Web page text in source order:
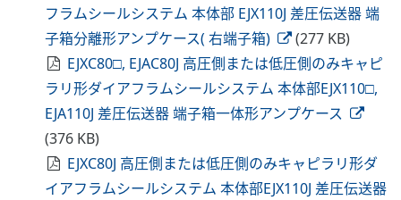
フラムシールシステム 本体部 EJX110J 差圧伝送器 端
子箱分離形アンプケース( 右端子箱)
(277 KB)
EJXC80□, EJAC80J 高圧側または低圧側のみキャピ
ラリ形ダイアフラムシールシステム 本体部EJX110□,
EJA110J 差圧伝送器 端子箱一体形アンプケース
(376 KB)
EJXC80J 高圧側または低圧側のみキャピラリ形ダ
イアフラムシールシステム 本体部EJX110J 差圧伝送器